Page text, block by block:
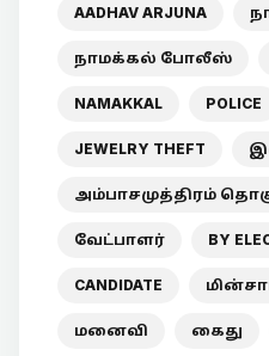
AADHAV ARJUNA
நாமக்கல் போலீஸ்
NAMAKKAL POLICE
JEWELRY THEFT
அம்பாசமுத்திரம்
வேட்பாளர் BY
CANDIDATE
மனைவி கைது